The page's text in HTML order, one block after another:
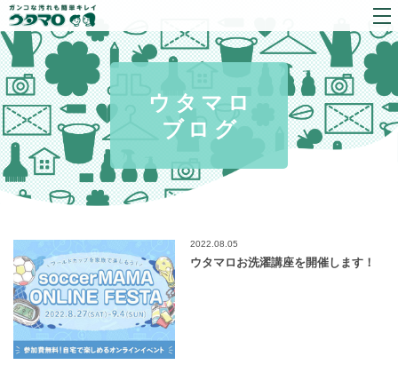
ウタマロ
ブログ
2022.08.05
ウタマロお洗濯講座を開催します！